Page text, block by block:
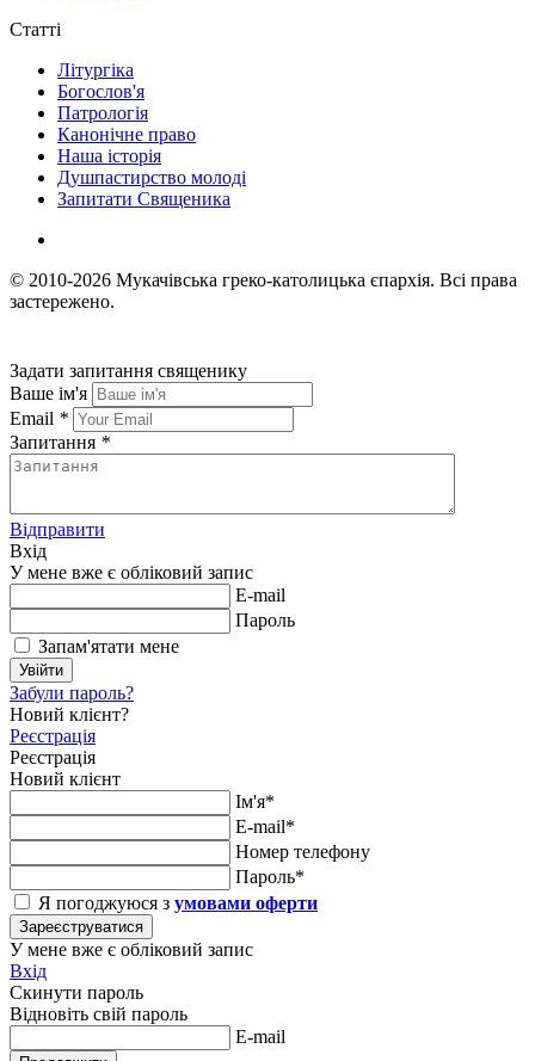
Статті
Літургіка
Богослов'я
Патрологія
Канонічне право
Наша історія
Душпастирство молоді
Запитати Священика
© 2010-2026 Мукачівська греко-католицька єпархія. Всі права
застережено.
Задати запитання священику
Ваше ім'я
Email *
Запитання *
Відправити
Вхід
У мене вже є обліковий запис
E-mail
Пароль
Запам'ятати мене
Увійти
Забули пароль?
Новий клієнт?
Реєстрація
Реєстрація
Новий клієнт
Ім'я*
E-mail*
Номер телефону
Пароль*
Я погоджуюся з умовами оферти
Зареєструватися
У мене вже є обліковий запис
Вхід
Скинути пароль
Відновіть свій пароль
E-mail